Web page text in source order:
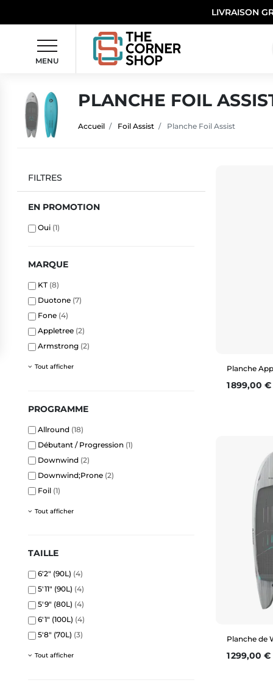
LIVRAISON
MENU
PLANCHE FOIL
Accueil Foil Assist Planche Foil Assist
FILTRES
EN PROMOTION
Oui (1)
MARQUE
KT (8)
Duotone (7)
Fone (4)
Appletree (2)
Armstrong (2)
Tout afficher
PROGRAMME
Allround (18)
Débutant / Progression (1)
Downwind (2)
Downwind;Prone (2)
Foil (1)
Tout afficher
TAILLE
6'2" (90L) (4)
5'11" (90L) (4)
5'9" (80L) (4)
6'1" (100L) (4)
5'8" (70L) (3)
Tout afficher
Planche
Prix
1 899,00 €
Planche de
Prix
1 299,00 €